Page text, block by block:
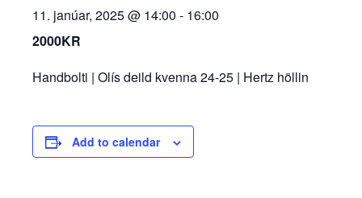
11. janúar, 2025 @ 14:00 - 16:00
2000KR
Handbolti | Olís deild kvenna 24-25 | Hertz höllin
Add to calendar